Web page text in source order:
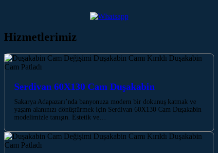
Hizmetlerimiz
Serdivan 60X130 Cam Duşakabin
Sakarya Adapazarı’nda banyonuza modern bir dokunuş katmak ve
yaşam alanınızı dönüştürmek için Serdivan 60X130 Cam Duşakabin
modelimizle tanışın. Estetik ve…